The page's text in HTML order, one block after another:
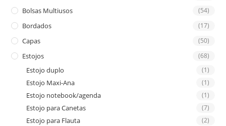
Bolsas Multiusos (54)
Bordados (17)
Capas (50)
Estojos (68)
Estojo duplo (1)
Estojo Maxi-Ana (1)
Estojo notebook/agenda (1)
Estojo para Canetas (7)
Estojo para Flauta (2)